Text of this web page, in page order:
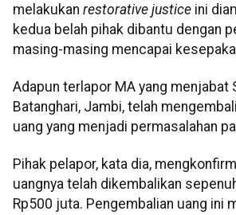
melakukan restorative justice ini
kedua belah pihak dibantu dengan
masing-masing mencapai
Adapun terlapor MA yang menjabat
Batanghari, Jambi, telah
uang yang menjadi permasalahan
Pihak pelapor, kata dia,
uangnya telah dikembalikan
Rp500 juta. Pengembalian uang ini